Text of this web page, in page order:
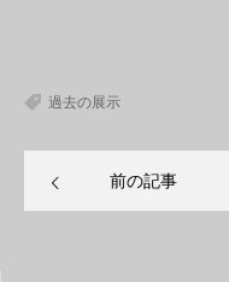
過去の展示
前の記事